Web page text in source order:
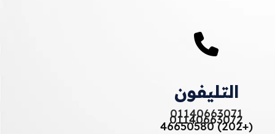
التليفون
01140663071
01140663072(+202) 46650580